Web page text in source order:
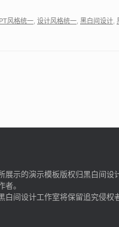
风格统一 设计风格统一 黑白间设计
展示的演示模板版权归黑白间设
者。
白间设计工作室将保留追究侵权